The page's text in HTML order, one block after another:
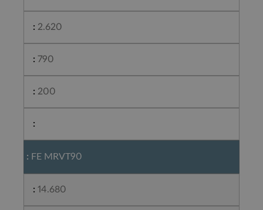
2.620
790
200
FE MRVT90
14.680